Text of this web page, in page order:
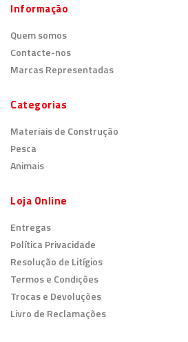
Informação
Quem somos
Contacte-nos
Marcas Representadas
Categorias
Materiais de Construção
Pesca
Animais
Loja Online
Entregas
Política Privacidade
Resolução de Litígios
Termos e Condições
Trocas e Devoluções
Livro de Reclamações